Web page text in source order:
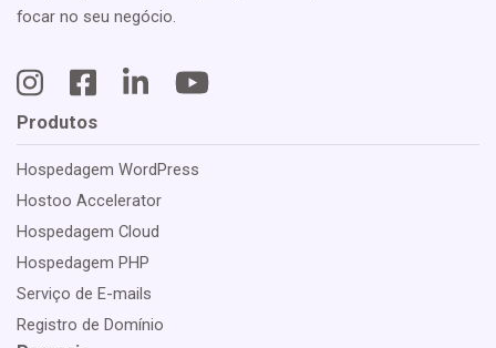
focar no seu negócio.
Produtos
Hospedagem WordPress
Hostoo Accelerator
Hospedagem Cloud
Hospedagem PHP
Serviço de E-mails
Registro de Domínio